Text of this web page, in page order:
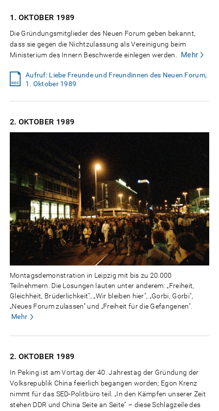
1. OKTOBER 1989
Die Gründungsmitglieder des Neuen Forum geben bekannt,
dass sie gegen die Nichtzulassung als Vereinigung beim
Ministerium des Innern Beschwerde einlegen werden.
Mehr
Aufruf: Liebe Freunde und Freundinnen des Neuen Forum,
1. Oktober 1989
2. OKTOBER 1989
Montagsdemonstration in Leipzig mit bis zu 20.000
Teilnehmern. Die Losungen lauten unter anderem: „Freiheit,
Gleichheit, Brüderlichkeit", „Wir bleiben hier", „Gorbi, Gorbi",
„Neues Forum zulassen" und „Freiheit für die Gefangenen".
Mehr
2. OKTOBER 1989
In Peking ist am Vortag der 40. Jahrestag der Gründung der
Volksrepublik China feierlich begangen worden; Egon Krenz
nimmt für das SED-Politbüro teil. „In den Kämpfen unserer Zeit
stehen DDR und China Seite an Seite" – diese Schlagzeile des